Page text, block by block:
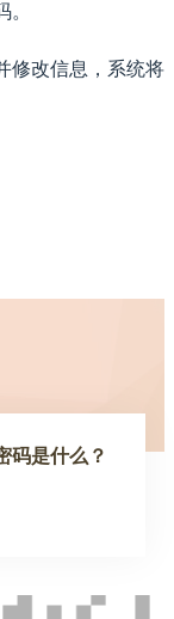
改信息，系统将
码是什么？